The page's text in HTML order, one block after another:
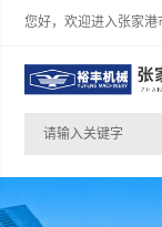
您好，欢迎进入张家港